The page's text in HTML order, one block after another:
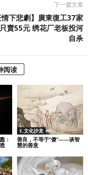
下一篇文章
情下悲劇】廣東復工37家
賣55元 绣花厂老板投河
自杀
阅读
：
E.文化沙龙
善良，不等于“傻”——谈智
慧的善意